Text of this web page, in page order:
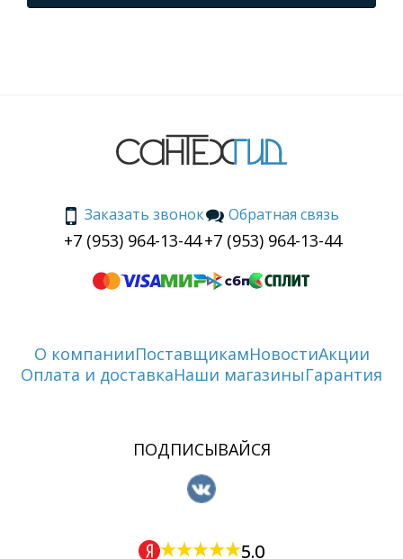
Заказать звонок
+7 (953) 964-13-44
Обратная связь
+7 (953) 964-13-44
О компанииПоставщикамНовостиАкции
Оплата и доставкаНаши магазиныГарантия
ПОДПИСЫВАЙСЯ
5.0